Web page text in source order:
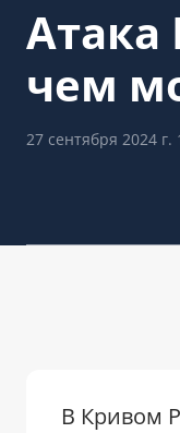
Атака
чем
27 сентября 2024 г.
В Кривом